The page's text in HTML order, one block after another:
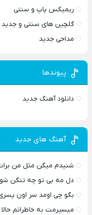
ریمیکس پاپ و سنتی
گلچین های سنتی و جدید
مداحی جدید
پیوندها
دانلود آهنگ جدید
آهنگ های جدید
شنیدم میگن مثل من
دل مه بی تو چه تنگن
بگو چی اومد سر اون
میسپرمت به خاطراتم